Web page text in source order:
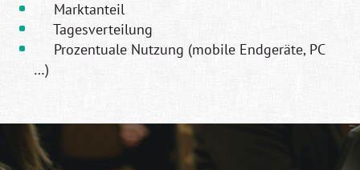
Marktanteil
Tagesverteilung
Prozentuale Nutzung (mobile Endgeräte, PC
…)